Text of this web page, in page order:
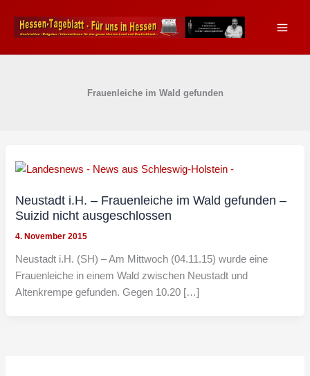
Inhalt
springen
Frauenleiche im Wald gefunden
Neustadt i.H. – Frauenleiche im Wald gefunden –
Suizid nicht ausgeschlossen
4. November 2015
Neustadt i.H. (SH) – Am Mittwoch (04.11.15) wurde eine
Frauenleiche in einem Wald zwischen Neustadt und
Altenkrempe gefunden. Gegen 10.20 […]